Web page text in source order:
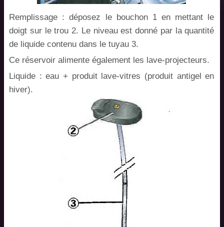
Remplissage : déposez le bouchon 1 en mettant le
doigt sur le trou 2. Le niveau est donné par la quantité
de liquide contenu dans le tuyau 3.
Ce réservoir alimente également les lave-projecteurs.
Liquide : eau + produit lave-vitres (produit antigel en
hiver).